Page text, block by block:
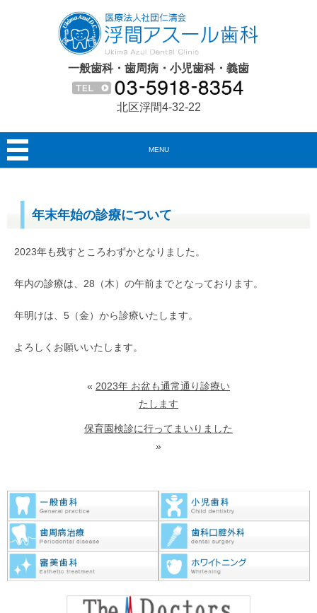
一般歯科・歯周病・小児歯科・義歯
北区浮間4-32-22
MENU
年末年始の診療について
2023年も残すところわずかとなりました。
年内の診療は、28（木）の午前までとなっております。
年明けは、5（金）から診療いたします。
よろしくお願いいたします。
« 2023年 お盆も通常通り診療い
たします
保育園検診に行ってまいりました
»